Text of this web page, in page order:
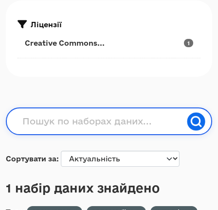
Ліцензії
Creative Commons... 1
Сортувати за
1 набір даних знайдено